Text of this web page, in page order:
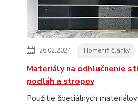
26.02.2024 Homehifi články
Materiály na odhlučnenie
podláh a stropov
Použitie špeciálnych